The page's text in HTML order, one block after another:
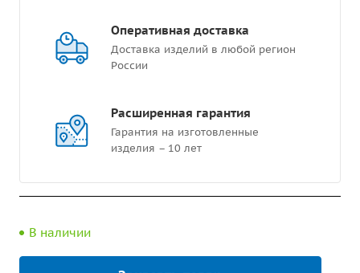
Оперативная доставка
Доставка изделий в любой регион
России
Расширенная гарантия
Гарантия на изготовленные
изделия – 10 лет
В наличии